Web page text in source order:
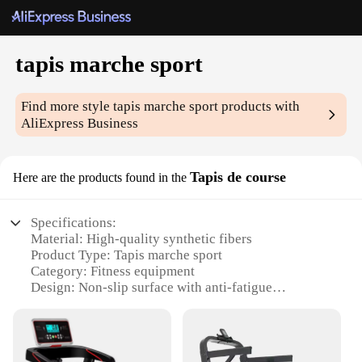
tapis marche sport
Find more styletapis marche sport products with
AliExpress Business
Here are the products found in the Tapis de course
Specifications:
Material: High-quality synthetic fibers
Product Type: Tapis marche sport
Category: Fitness equipment
Design: Non-slip surface with anti-fatigue
Usage: Ideal for home or gym use
Performance: Enhanced stability and comfort
during workouts